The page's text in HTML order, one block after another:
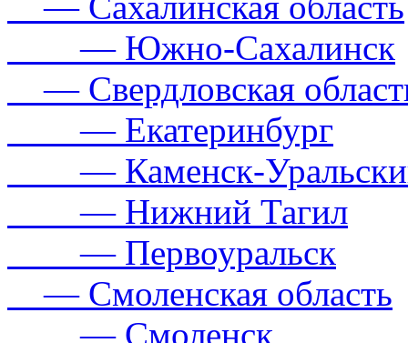
— Южно-Сахалинск
— Свердловская
— Екатеринбург
— Каменск-
— Нижний Тагил
— Первоуральск
— Смоленская область
— Смоленск